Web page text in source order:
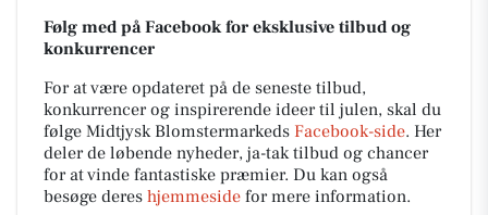
Følg med på Facebook for eksklusive tilbud og
konkurrencer
For at være opdateret på de seneste tilbud,
konkurrencer og inspirerende ideer til julen, skal du
følge Midtjysk Blomstermarkeds Facebook-side. Her
deler de løbende nyheder, ja-tak tilbud og chancer
for at vinde fantastiske præmier. Du kan også
besøge deres hjemmeside for mere information.